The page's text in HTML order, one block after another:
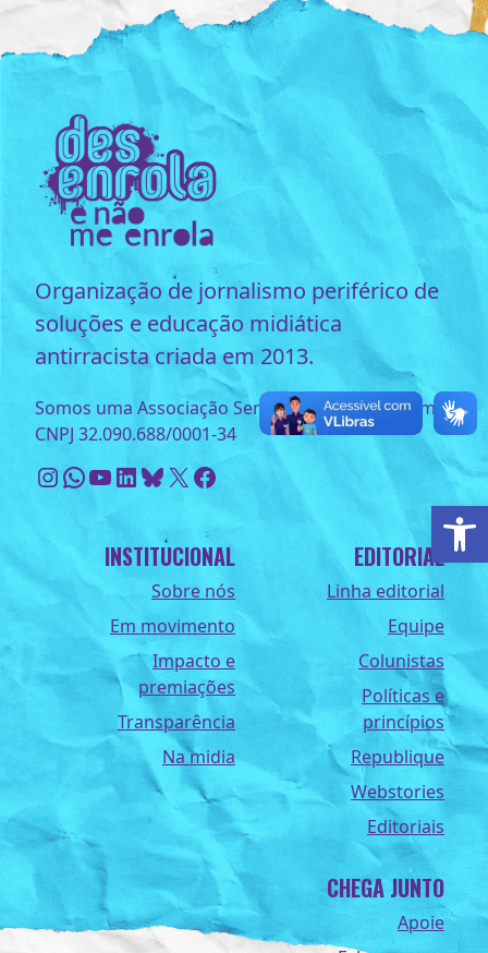
Organização de jornalismo periférico de
soluções e educação midiática
antirracista criada em 2013.
Somos uma Associação Sem Fins Lucrativos com o
CNPJ 32.090.688/0001-34
Instagram
WhatsApp
Youtube
LinkedIn
Bluesky
X Facebook
INSTITUCIONAL
Sobre nós
Em movimento
Impacto e
premiações
Transparência
Na midia
EDITORIAL
Linha editorial
Equipe
Colunistas
Políticas e
princípios
Republique
Webstories
Editoriais
CHEGA JUNTO
Apoie